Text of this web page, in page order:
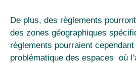
De plus, des règlements
des zones géographiques
règlements pourraient cependant
problématique des espaces où